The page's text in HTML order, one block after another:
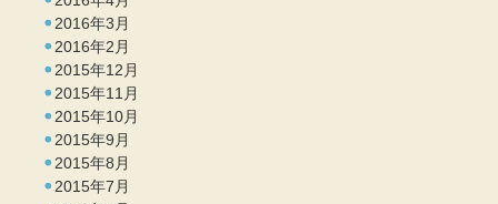
2016年3月
2016年2月
2015年12月
2015年11月
2015年10月
2015年9月
2015年8月
2015年7月